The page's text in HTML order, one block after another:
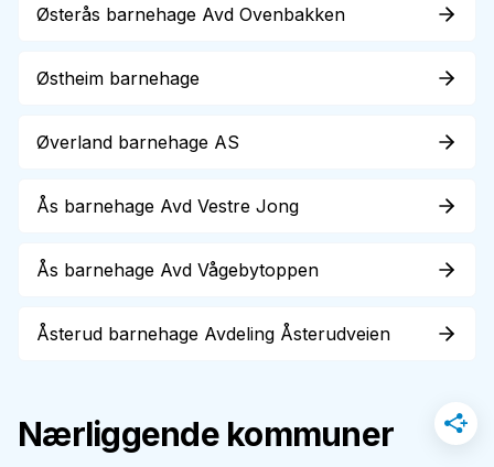
Østerås barnehage Avd Ovenbakken
Østheim barnehage
Øverland barnehage AS
Ås barnehage Avd Vestre Jong
Ås barnehage Avd Vågebytoppen
Åsterud barnehage Avdeling Åsterudveien
Nærliggende kommuner